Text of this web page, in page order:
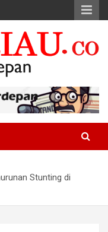
Stunting di